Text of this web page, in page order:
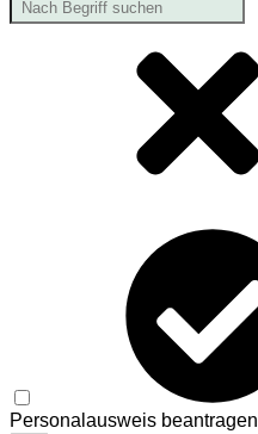
Personalausweis beantragen